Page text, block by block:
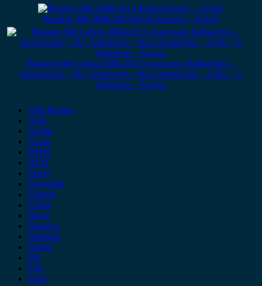
Peugeot 308 2008-2013 Καπό Εμπρός – Ασημί
Peugeot 308 Cabrio 2008-2013 Αριστερός Καθρέπτης –
Ηλεκτρικός – Ηλ. Ανάκληση – Φως Ασφαλείας – 2 Φις – 9
Καλώδια – Άσπρο
Alfa Romeo
Audi
Austin
Acura
BMW
BYD
Chery
Chevrolet
Citroen
Cupra
Dacia
Daewoo
Daihatsu
Dodge
DS
Fiat
Ford